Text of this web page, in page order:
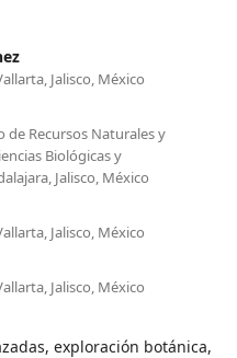
Jalisco, México
de Recursos Naturales y
Biológicas y
Jalisco, México
Jalisco, México
Jalisco, México
exploración botánica,